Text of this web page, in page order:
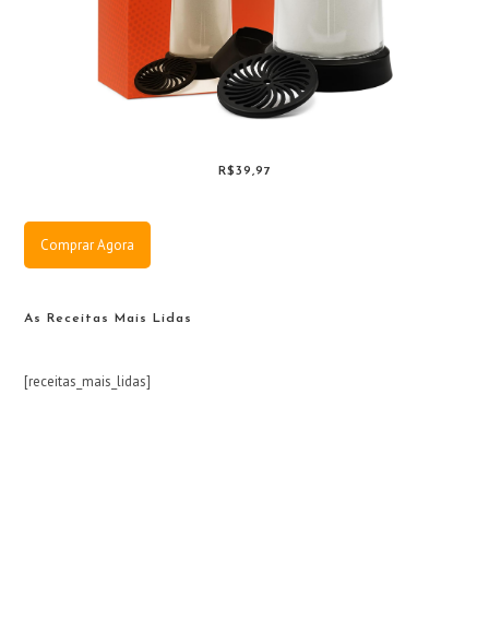
R$39,97
Comprar Agora
As Receitas Mais Lidas
[receitas_mais_lidas]